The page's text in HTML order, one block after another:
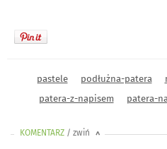
pastele podłużna-patera
patera-z-napisem
patera-
KOMENTARZ / zwiń <